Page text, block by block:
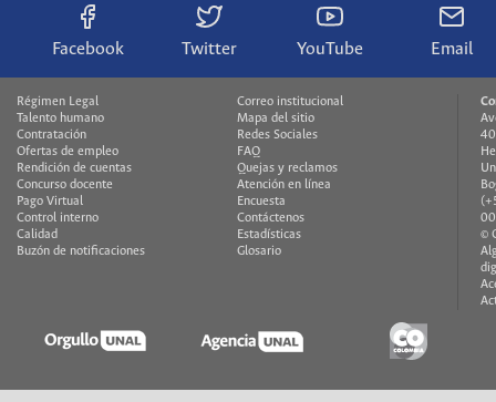
Facebook Twitter YouTube Email
Régimen Legal
Talento humano
Contratación
Ofertas de empleo
Rendición de cuentas
Concurso docente
Pago Virtual
Control interno
Calidad
Buzón de notificaciones
Correo institucional
Mapa del sitio
Redes Sociales
FAQ
Quejas y reclamos
Atención en línea
Encuesta
Contáctenos
Estadísticas
Glosario
©